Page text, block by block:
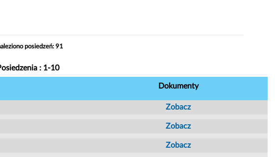
posiedzeń: 91
: 1-10
Dokumenty
Zobacz
Zobacz
Zobacz